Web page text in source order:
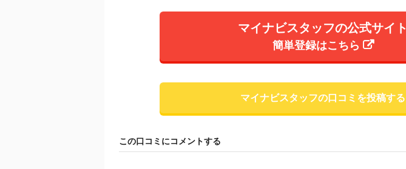
マイナビスタッフの公式サイト
簡単登録はこちら
マイナビスタッフの口コミを投稿する
この口コミにコメントする